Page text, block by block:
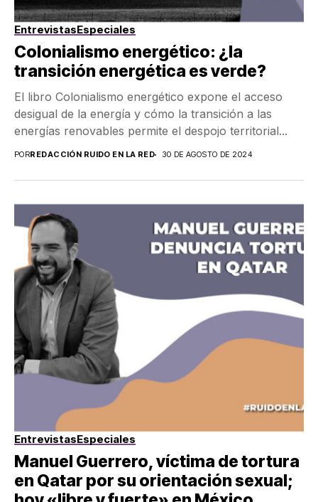
EntrevistasEspeciales
Colonialismo energético: ¿la
transición energética es verde?
El libro Colonialismo energético expone el acceso
desigual de la energía y cómo la transición a las
energías renovables permite el despojo territorial...
PORREDACCIÓN RUIDO EN LA RED 30 DE AGOSTO DE 2024
EntrevistasEspeciales
Manuel Guerrero, víctima de tortura
en Qatar por su orientación sexual;